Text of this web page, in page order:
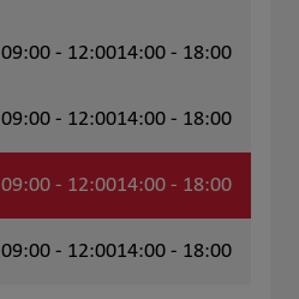
09:00 - 12:0014:00 - 18:00
09:00 - 12:0014:00 - 18:00
09:00 - 12:0014:00 - 18:00
09:00 - 12:0014:00 - 18:00